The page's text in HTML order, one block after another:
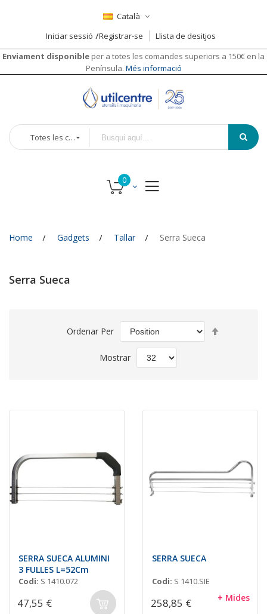
Català
Iniciar sessió
Registrar-se
Llista de desitjos
Enviament disponible per a totes les comandes superiors a 150€ en la
Península. Més informació
Totes les categories
Home Gadgets Tallar Serra Sueca
Serra Sueca
Ordenar Per
Mostrar
SERRA SUECA ALUMINI
3 FULLES L=52Cm
Codi: S 1410.072
47,55 €
SERRA SUECA
Codi: S 1410.SIE
258,85 € + Mides